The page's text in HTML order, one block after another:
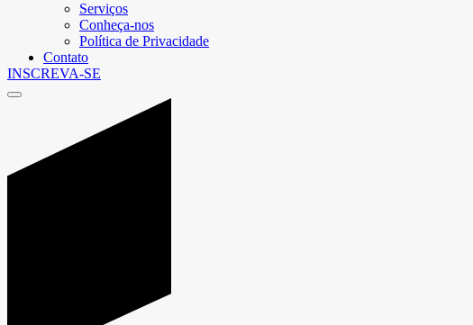
Serviços
Conheça-nos
Política de Privacidade
Contato
INSCREVA-SE